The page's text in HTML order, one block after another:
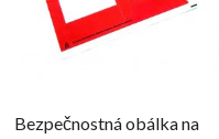
Bezpečnostná obálka na